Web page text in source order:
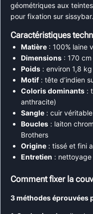
géométriques aux
pour fixation sur sissybar.
Caractéristiques
Matière : 100% laine
Dimensions : 170
Poids : environ 1,8 kg
Motif: tête d’indien
Coloris dominants :
anthracite)
Sangle : cuir
Boucles : laiton
Brothers
Origine : tissé et fini
Entretien :
Comment fixer la
3 méthodes éprouvées